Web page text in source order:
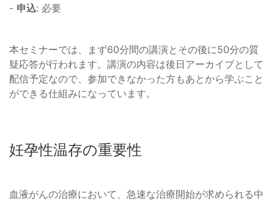
- 申込: 必要
本セミナーでは、まず60分間の講演とその後に50分の質
疑応答が行われます。講演の内容は後日アーカイブとして
配信予定なので、参加できなかった方もあとから学ぶこと
ができる仕組みになっています。
妊孕性温存の重要性
血液がんの治療において、急速な治療開始が求められる中